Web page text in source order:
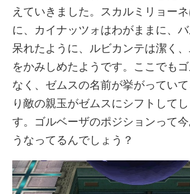
えていきました。スカルミリョー
に、カイナッツォはわがままに、
呆れたように、ルビカンテは潔く
をかみしめたようです。ここでも
なく、ゼムスの名前が挙がってい
り敵の親玉がゼムスにシフトして
す。ゴルベーザのポジションって
うなってるんでしょう？